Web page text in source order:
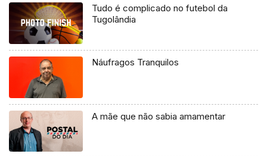
Tudo é complicado no futebol da
Tugolândia
Náufragos Tranquilos
A mãe que não sabia amamentar